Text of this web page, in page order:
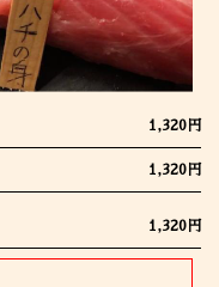
1,320円
1,320円
1,320円